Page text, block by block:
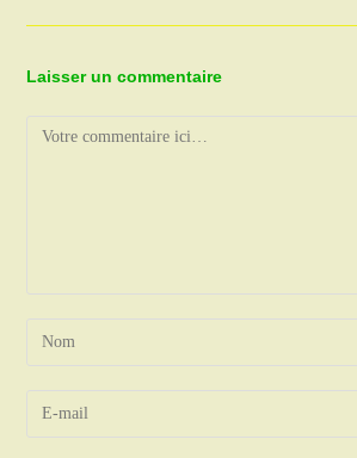
Laisser un commentaire
Comment
Enter
Enter